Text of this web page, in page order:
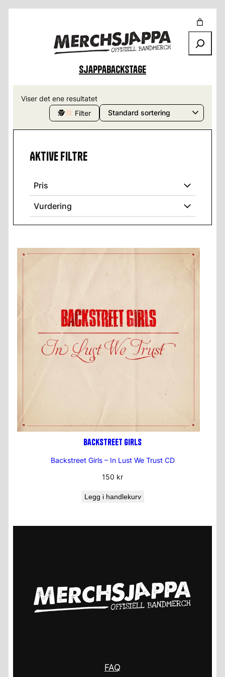
SjappaBackstage
Viser det ene resultatet
🕵
Filter
Aktive filtre
Pris
Vurdering
Backstreet Girls
Backstreet Girls – In Lust We Trust CD
150 kr
Legg i handlekurv
FAQ